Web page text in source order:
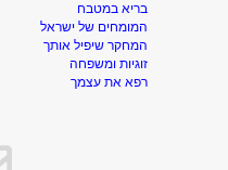
בריא במטבח
המומחים של ישראל
המחקר שיפיל אותך
זוגיות ומשפחה
רפא את עצמך